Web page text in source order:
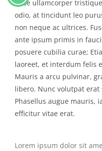
vitae ullamcorper
odio, at tincidunt leo
non neque ac ultrices.
ante ipsum primis in
posuere cubilia curae;
laoreet, et interdum felis
Mauris a arcu pulvinar,
libero. Nunc volutpat
Phasellus augue mauris,
efficitur vitae erat.
Lorem ipsum dolor sit